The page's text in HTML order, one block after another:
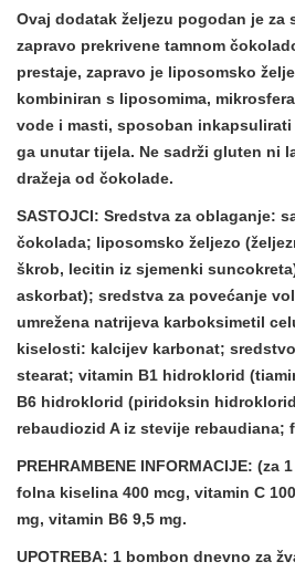
Ovaj dodatak željezu pogodan je za
zapravo prekrivene tamnom
prestaje, zapravo je liposomsko
kombiniran s liposomima,
vode i masti, sposoban
ga unutar tijela. Ne sadrži gluten ni
dražeja od čokolade.
SASTOJCI: Sredstva za oblaganje:
čokolada; liposomsko željezo
škrob, lecitin iz sjemenki
askorbat); sredstva za povećanje
umrežena natrijeva karboksimetil
kiselosti: kalcijev karbonat;
stearat; vitamin B1 hidroklorid
B6 hidroklorid (piridoksin
rebaudiozid A iz stevije rebaudiana;
PREHRAMBENE INFORMACIJE: (za
folna kiselina 400 mcg, vitamin C
mg, vitamin B6 9,5 mg.
UPOTREBA: 1 bombon dnevno za